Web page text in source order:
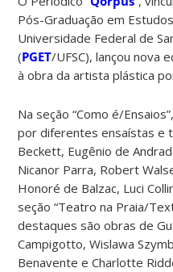
Pós-Graduação em
Universidade Federal de
(PGET/UFSC), lançou nova
à obra da artista plástica
Na seção “Como é/
por diferentes ensaístas e
Beckett, Eugênio de
Nicanor Parra, Robert
Honoré de Balzac, Luci
seção “Teatro na Praia/
destaques são obras de
Campigotto, Wislawa
Benavente e Charlotte